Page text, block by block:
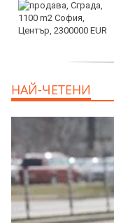
НАЙ-ЧЕТЕНИ